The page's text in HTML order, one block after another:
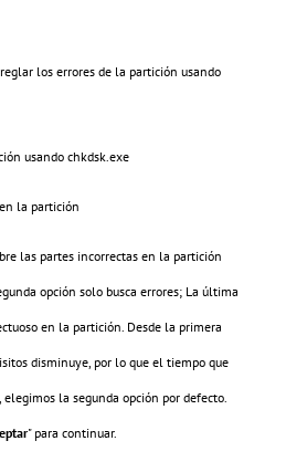
los errores de la partición usando
usando chkdsk.exe
la partición
las partes incorrectas en la partición
opción solo busca errores; La última
en la partición. Desde la primera
disminuye, por lo que el tiempo que
la segunda opción por defecto.
" para continuar.